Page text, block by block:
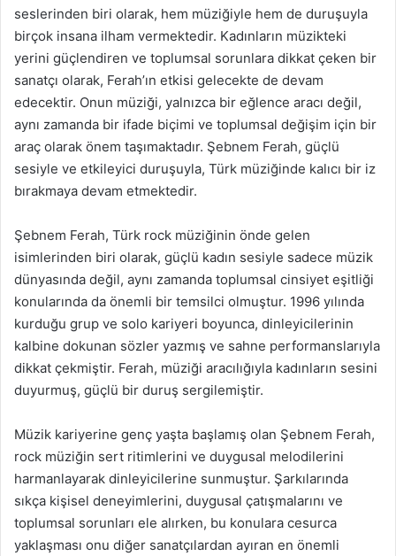
seslerinden biri olarak, hem müziğiyle hem de duruşuyla
birçok insana ilham vermektedir. Kadınların müzikteki
yerini güçlendiren ve toplumsal sorunlara dikkat çeken bir
sanatçı olarak, Ferah’ın etkisi gelecekte de devam
edecektir. Onun müziği, yalnızca bir eğlence aracı değil,
aynı zamanda bir ifade biçimi ve toplumsal değişim için bir
araç olarak önem taşımaktadır. Şebnem Ferah, güçlü
sesiyle ve etkileyici duruşuyla, Türk müziğinde kalıcı bir iz
bırakmaya devam etmektedir.
Şebnem Ferah, Türk rock müziğinin önde gelen
isimlerinden biri olarak, güçlü kadın sesiyle sadece müzik
dünyasında değil, aynı zamanda toplumsal cinsiyet eşitliği
konularında da önemli bir temsilci olmuştur. 1996 yılında
kurduğu grup ve solo kariyeri boyunca, dinleyicilerinin
kalbine dokunan sözler yazmış ve sahne performanslarıyla
dikkat çekmiştir. Ferah, müziği aracılığıyla kadınların sesini
duyurmuş, güçlü bir duruş sergilemiştir.
Müzik kariyerine genç yaşta başlamış olan Şebnem Ferah,
rock müziğin sert ritimlerini ve duygusal melodilerini
harmanlayarak dinleyicilerine sunmuştur. Şarkılarında
sıkça kişisel deneyimlerini, duygusal çatışmalarını ve
toplumsal sorunları ele alırken, bu konulara cesurca
yaklaşması onu diğer sanatçılardan ayıran en önemli